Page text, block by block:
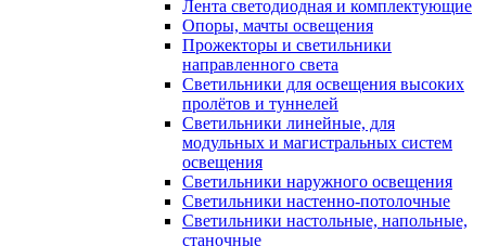
Лента светодиодная и комплектующие
Опоры, мачты освещения
Прожекторы и светильники
направленного света
Светильники для освещения высоких
пролётов и туннелей
Светильники линейные, для
модульных и магистральных систем
освещения
Светильники наружного освещения
Светильники настенно-потолочные
Светильники настольные, напольные,
станочные